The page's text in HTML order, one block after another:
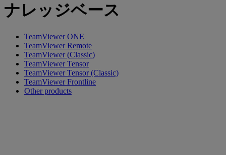
ナレッジベース
TeamViewer ONE
TeamViewer Remote
TeamViewer (Classic)
TeamViewer Tensor
TeamViewer Tensor (Classic)
TeamViewer Frontline
Other products